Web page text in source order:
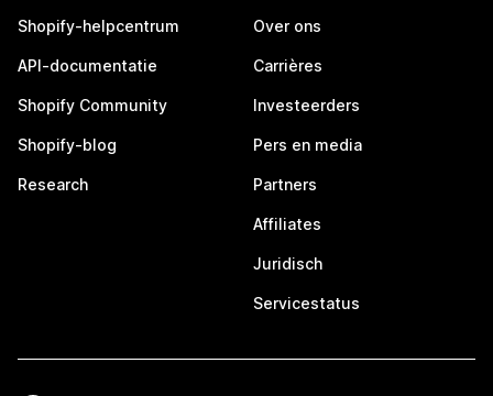
Shopify-helpcentrum
API-documentatie
Shopify Community
Shopify-blog
Research
Over ons
Carrières
Investeerders
Pers en media
Partners
Affiliates
Juridisch
Servicestatus